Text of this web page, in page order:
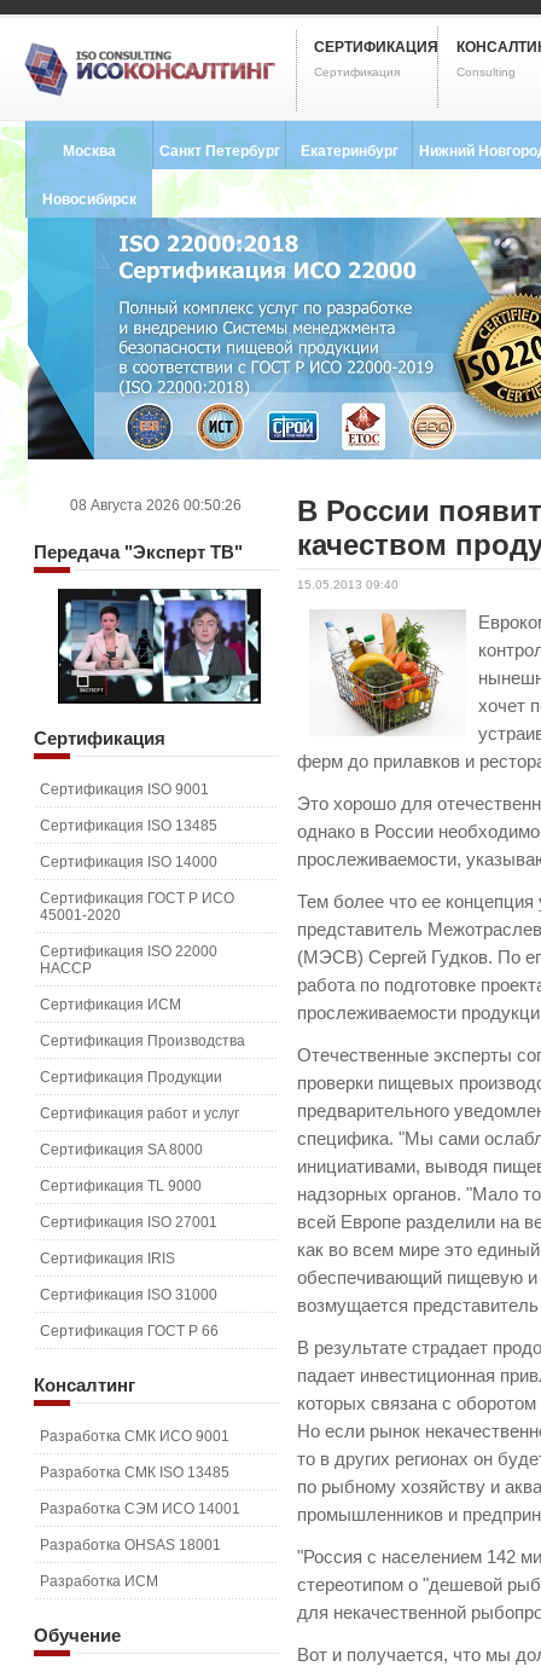
СЕРТИФИКАЦИЯ
Сертификация Consulting
Москва Санкт Петербург
8 (812) 748-2493
Екатеринбург
8 (343) 237-2593
Нижний
Новосибирск
8 (383) 227-8449
В России
качеством
15.05.2013 09:40
хочет
ферм до прилавков и
Это хорошо для
однако в России
прослеживаемости,
Тем более что ее концепция
представитель
(МЭСВ) Сергей Гудков. По
работа по подготовке
прослеживаемости
Отечественные эксперты
проверки пищевых
предварительного
специфика. "Мы сами
инициативами, выводя
надзорных органов. "Мало
всей Европе разделили на
как во всем мире это
обеспечивающий пищевую и
возмущается
В результате страдает
падает инвестиционная
которых связана с
Но если рынок
то в других регионах он
по рыбному хозяйству и
промышленников и
"Россия с населением 142
стереотипом о "дешевой
для некачественной
Вот и получается, что мы
08 Августа 2026 00:50:26
Передача"Эксперт ТВ"
Сертификация
Сертификация ISO 9001
Сертификация ISO 13485
Сертификация ISO 14000
Сертификация ГОСТ Р ИСО
45001-2020
Сертификация ISO 22000
HACCP
Сертификация ИСМ
Сертификация Производства
Сертификация Продукции
Сертификация работ и услуг
Сертификация SA 8000
Сертификация TL 9000
Сертификация ISO 27001
Сертификация IRIS
Сертификация ISO 31000
Сертификация ГОСТ Р 66
Консалтинг
Разработка СМК ИСО 9001
Разработка СМК ISO 13485
Разработка СЭМ ИСО 14001
Разработка OHSAS 18001
Разработка ИСМ
Обучение